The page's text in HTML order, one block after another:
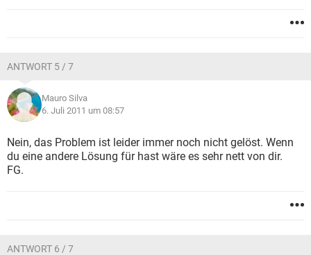
ANTWORT 5 / 7
Mauro Silva
6. Juli 2011 um 08:57
Nein, das Problem ist leider immer noch nicht gelöst. Wenn
du eine andere Lösung für hast wäre es sehr nett von dir.
FG.
ANTWORT 6 / 7